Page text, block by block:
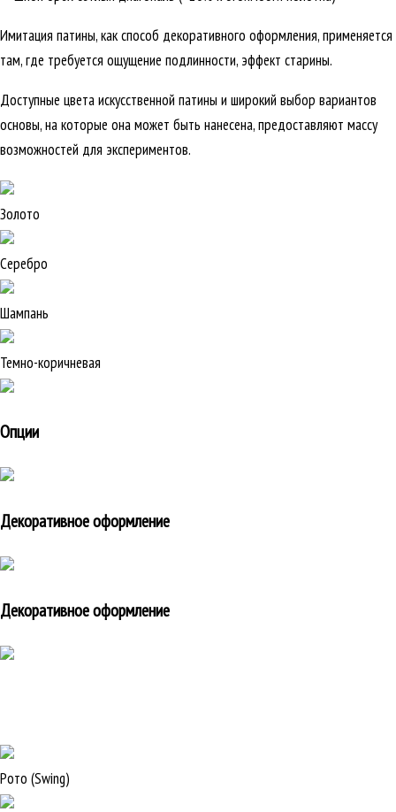
Имитация патины, как способ декоративного оформления, применяется
там, где требуется ощущение подлинности, эффект старины.
Доступные цвета искусственной патины и широкий выбор вариантов
основы, на которые она может быть нанесена, предоставляют массу
возможностей для экспериментов.
Золото
Серебро
Шампань
Темно-коричневая
Опции
Декоративное оформление
Декоративное оформление
Рото (Swing)